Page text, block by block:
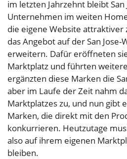
im letzten Jahrzehnt bleibt
Unternehmen im weiten
die eigene Website attraktiver
das Angebot auf der San Jose-
erweitern. Dafür eröffneten
Marktplatz und führten
ergänzten diese Marken die
aber im Laufe der Zeit nahm
Marktplatzes zu, und nun gibt
Marken, die direkt mit den
konkurrieren. Heutzutage
also auf ihrem eigenen
bleiben.